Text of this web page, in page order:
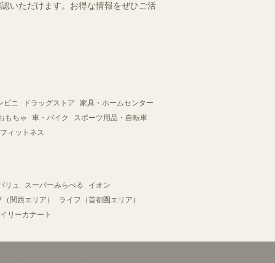
いただけます。お得な情報をぜひご活
ビニ ドラッグストア
家具・ホームセンター
もちゃ 車・バイク
スポーツ用品・自転車
ィットネス
リュ スーパーみらべる
イオン
関西エリア）
ライフ（首都圏エリア）
リーカナート